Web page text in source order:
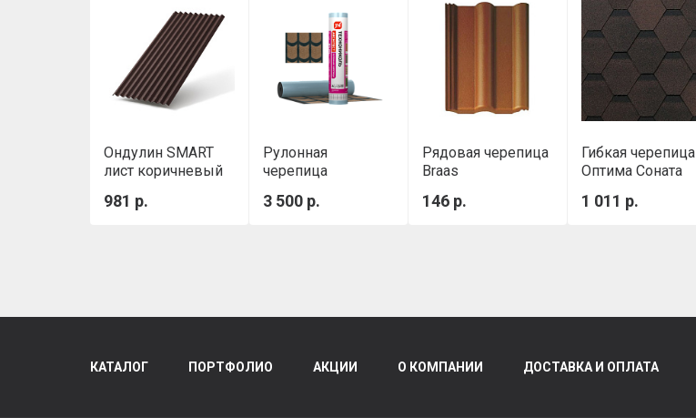
Ондулин SMART
лист коричневый
981 р.
Рулонная
черепица
ТЕХНОНИКОЛЬ,
3 500 р.
Рядовая черепица
Braas
коричневый
146 р.
Гибкая черепица
Оптима Соната
SHINGLAS
1 011 р.
КАТАЛОГ ПОРТФОЛИО АКЦИИ О КОМПАНИИ ДОСТАВКА И ОПЛАТА